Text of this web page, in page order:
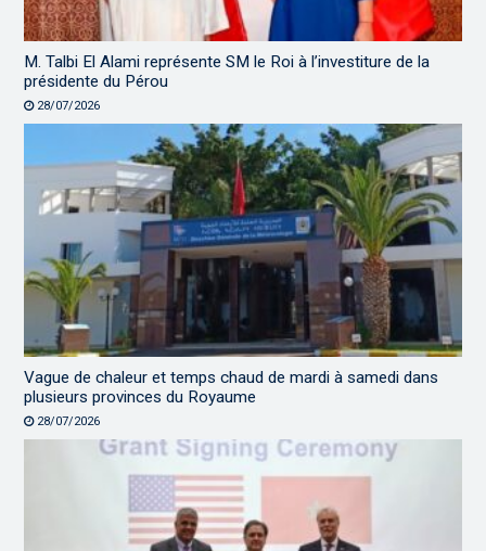
M. Talbi El Alami représente SM le Roi à l’investiture de la
présidente du Pérou
28/07/2026
Vague de chaleur et temps chaud de mardi à samedi dans
plusieurs provinces du Royaume
28/07/2026